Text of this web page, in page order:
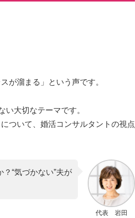
が溜まる」という声です。
い大切なテーマです。
ついて、婚活コンサルタントの視点
代表 岩田
“気づかない”夫が